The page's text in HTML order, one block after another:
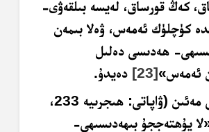
كەڭ قورساق، لەيسە بىلقەۋى-
كۈچلۈك ئەمەس، ۋەلا بىمەن
ھەدىسى دەلىل
ئەمەس»[23] دەيدۇ.
يەھيا ئىبنى مەئىن (ۋاپاتى: ھىجرىيە 233،
848) «لا يۇھتەججۇ بىھەدىسىھى-